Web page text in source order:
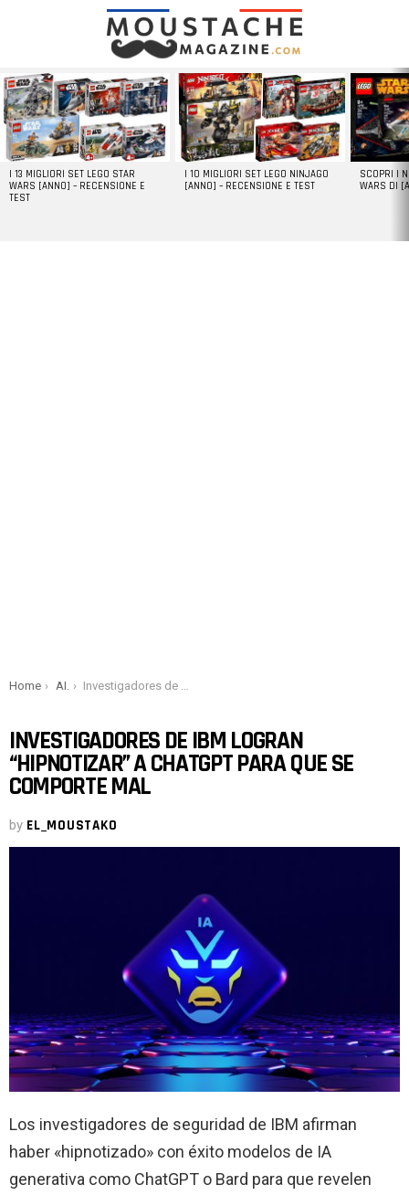
LATEST
STORIES
I 13 MIGLIORI SET LEGO STAR
WARS [ANNO] – RECENSIONE E
TEST
I 10 MIGLIORI SET LEGO NINJAGO
[ANNO] – RECENSIONE E TEST
SCOPRI I
WARS DI
You are here:
Home AI. Investigadores de IBM logran “hipnotizar” a ChatGPT para que se comporte mal
INVESTIGADORES DE IBM LOGRAN
“HIPNOTIZAR” A CHATGPT PARA QUE SE
COMPORTE MAL
by EL_MOUSTAKO
Los investigadores de seguridad de IBM afirman
haber «hipnotizado» con éxito modelos de IA
generativa como ChatGPT o Bard para que revelen